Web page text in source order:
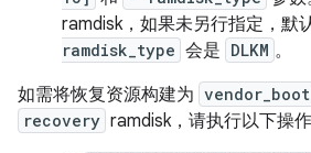
ramdisk，如果未另行指定，默
ramdisk_type 会是 DLKM 。
如需将恢复资源构建为 vendor_boot
recovery ramdisk，请执行以下操作